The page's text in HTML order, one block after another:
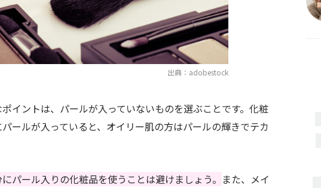
出典：adobestock
イントは、パールが入っていないものを選ぶことです。化粧
ールが入っていると、オイリー肌の方はパールの輝きでテカ
パール入りの化粧品を使うことは避けましょう。 また、メイ